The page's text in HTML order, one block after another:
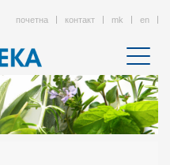
почетна контакт mk en